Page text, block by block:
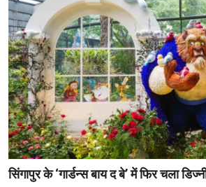
सिंगापुर के ‘गार्डन्स बाय द बे’ में फिर चला